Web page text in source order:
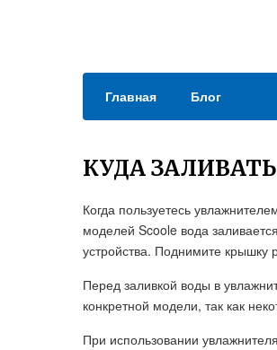
Главная Блог
КУДА
Когда пользуетесь
моделей Scoole вода
устройства. Поднимите крышку
Перед заливкой воды в
конкретной модели, так как
При использовании